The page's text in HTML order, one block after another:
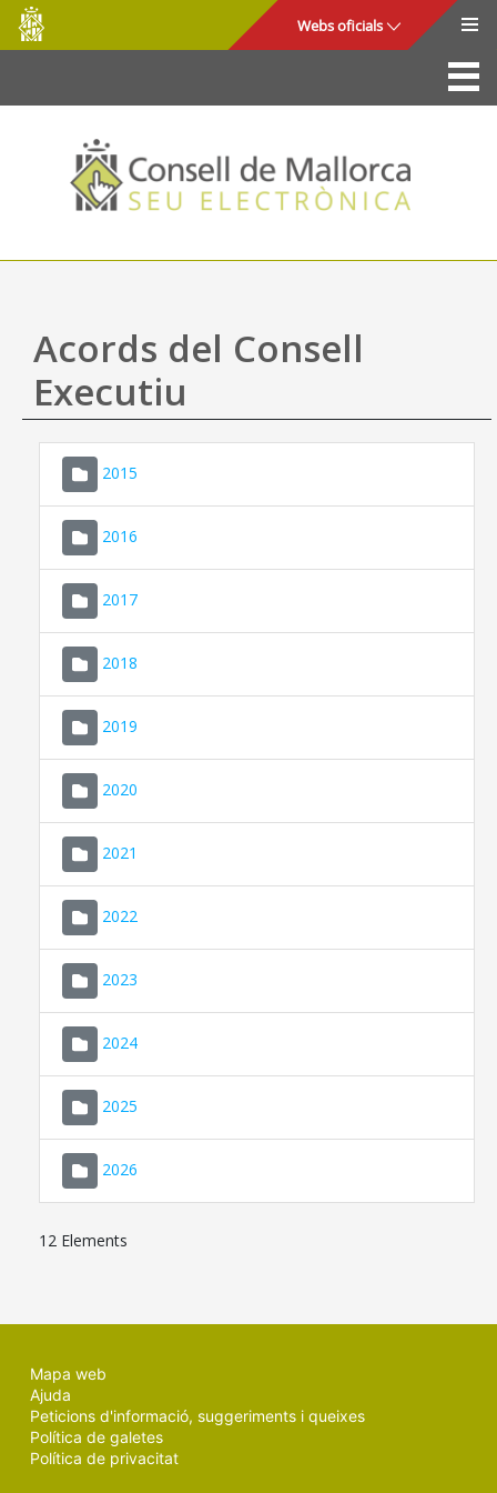
Salta al contingut principal
Consell
de
Mallorca
Webs oficials
La Seu
Consell de Mallorca
Accés i seguretat
Utilitats
Ajuda
Acords del Consell
Executiu
2015
2016
2017
2018
2019
2020
2021
2022
2023
2024
2025
2026
12 Elements
Mapa web
Ajuda
Peticions d'informació, suggeriments i queixes
Política de galetes
Política de privacitat